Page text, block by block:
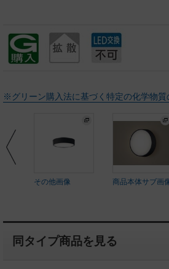
※グリーン購入法に基づく特定の化学物質
その他画像 商品本体サブ画
同タイプ商品を見る